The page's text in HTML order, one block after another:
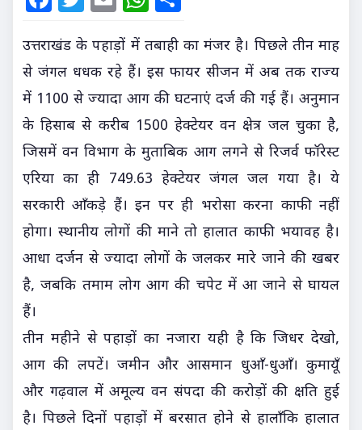
उत्तराखंड के पहाड़ों में तबाही का मंजर है। पिछले तीन माह
से जंगल धधक रहे हैं। इस फायर सीजन में अब तक राज्य
में 1100 से ज्यादा आग की घटनाएं दर्ज की गई हैं। अनुमान
के हिसाब से करीब 1500 हेक्टेयर वन क्षेत्र जल चुका है,
जिसमें वन विभाग के मुताबिक आग लगने से रिजर्व फॉरेस्ट
एरिया का ही 749.63 हेक्टेयर जंगल जल गया है। ये
सरकारी आँकड़े हैं। इन पर ही भरोसा करना काफी नहीं
होगा। स्थानीय लोगों की माने तो हालात काफी भयावह है।
आधा दर्जन से ज्यादा लोगों के जलकर मारे जाने की खबर
है, जबकि तमाम लोग आग की चपेट में आ जाने से घायल
हैं।
तीन महीने से पहाड़ों का नजारा यही है कि जिधर देखो,
आग की लपटें। जमीन और आसमान धुआँ-धुआँ। कुमायूँ
और गढ़वाल में अमूल्य वन संपदा की करोड़ों की क्षति हुई
है। पिछले दिनों पहाड़ों में बरसात होने से हालाँकि हालात